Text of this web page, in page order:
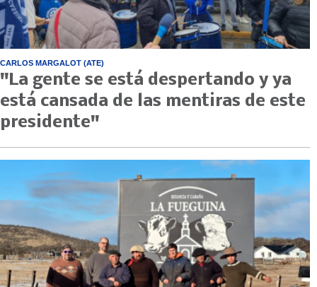
CARLOS MARGALOT (ATE)
"La gente se está despertando y ya
está cansada de las mentiras de este
presidente"